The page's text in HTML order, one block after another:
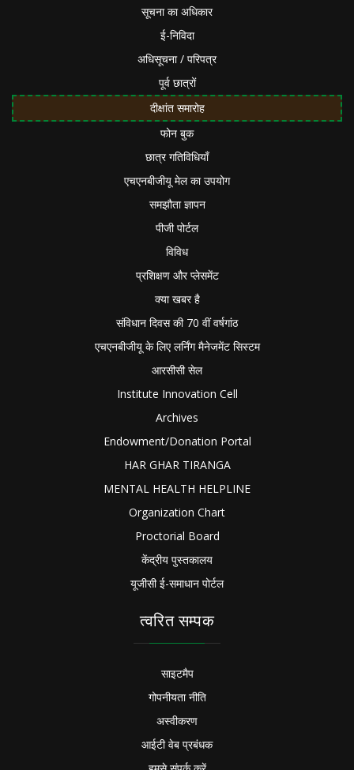
सूचना का अधिकार
ई-निविदा
अधिसूचना / परिपत्र
पूर्व छात्रों
दीक्षांत समारोह
फोन बुक
छात्र गतिविधियाँ
एचएनबीजीयू मेल का उपयोग
समझौता ज्ञापन
पीजी पोर्टल
विविध
प्रशिक्षण और प्लेसमेंट
क्या खबर है
संविधान दिवस की 70 वीं वर्षगांठ
एचएनबीजीयू के लिए लर्निंग मैनेजमेंट सिस्टम
आरसीसी सेल
Institute Innovation Cell
Archives
Endowment/Donation Portal
HAR GHAR TIRANGA
MENTAL HEALTH HELPLINE
Organization Chart
Proctorial Board
केंद्रीय पुस्तकालय
यूजीसी ई-समाधान पोर्टल
त्वरित सम्पक
साइटमैप
गोपनीयता नीति
अस्वीकरण
आईटी वेब प्रबंधक